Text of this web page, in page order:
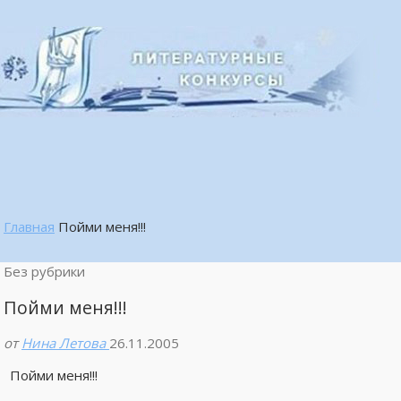
Главная Пойми меня!!!
Без рубрики
Пойми меня!!!
от Нина Летова 26.11.2005
Пойми меня!!!